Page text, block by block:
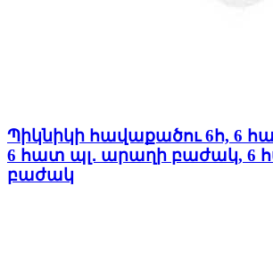
Պիկնիկի հավաքածու 6հ, 6
6 հատ պլ․ արաղի բաժակ, 6
բաժակ